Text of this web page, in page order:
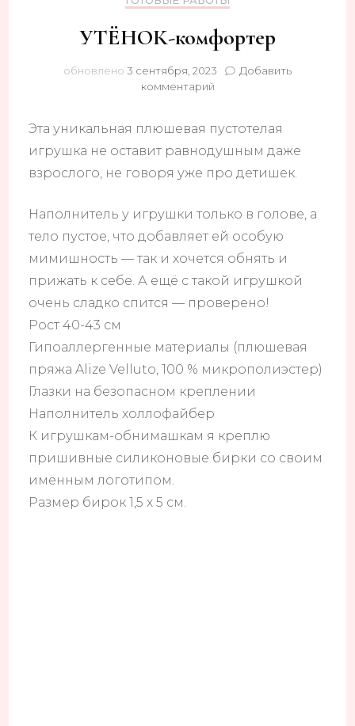
УТЁНОК-комфортер
обновлено 3 сентября, 2023
Добавить
комментарийк
комфортер
Эта уникальная плюшевая пустотелая
игрушка не оставит равнодушным даже
взрослого, не говоря уже про детишек.
Наполнитель у игрушки только в голове, а
тело пустое, что добавляет ей особую
мимишность — так и хочется обнять и
прижать к себе. А ещё с такой игрушкой
очень сладко спится — проверено!
Рост 40-43 см
Гипоаллергенные материалы (плюшевая
пряжа Alize Velluto, 100 % микрополиэстер)
Глазки на безопасном креплении
Наполнитель холлофайбер
К игрушкам-обнимашкам я креплю
пришивные силиконовые бирки со своим
именным логотипом.
Размер бирок 1,5 х 5 см.